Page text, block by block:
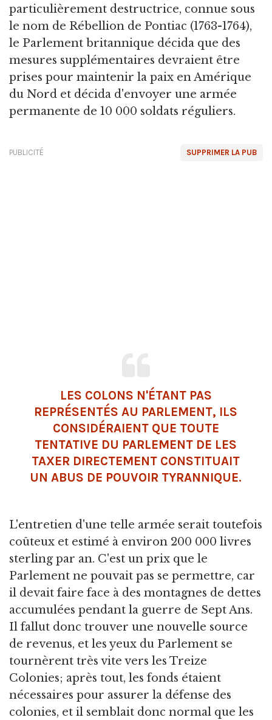
particulièrement destructrice, connue sous
le nom de Rébellion de Pontiac (1763-1764),
le Parlement britannique décida que des
mesures supplémentaires devraient être
prises pour maintenir la paix en Amérique
du Nord et décida d'envoyer une armée
permanente de 10 000 soldats réguliers.
SUPPRIMER LA PUB
PUBLICITÉ
LES COLONS N'ÉTANT PAS
REPRÉSENTÉS AU PARLEMENT, ILS
CONSIDÉRAIENT QUE TOUTE
TENTATIVE DU PARLEMENT DE LES
TAXER DIRECTEMENT CONSTITUAIT
UN ABUS DE POUVOIR TYRANNIQUE.
L'entretien d'une telle armée serait toutefois
coûteux et estimé à environ 200 000 livres
sterling par an. C'est un prix que le
Parlement ne pouvait pas se permettre, car
il devait faire face à des montagnes de dettes
accumulées pendant la guerre de Sept Ans.
Il fallut donc trouver une nouvelle source
de revenus, et les yeux du Parlement se
tournèrent très vite vers les Treize
Colonies; après tout, les fonds étaient
nécessaires pour assurer la défense des
colonies, et il semblait donc normal que les